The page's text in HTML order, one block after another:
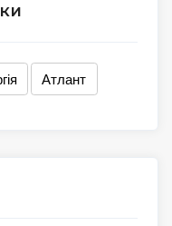
Атлант